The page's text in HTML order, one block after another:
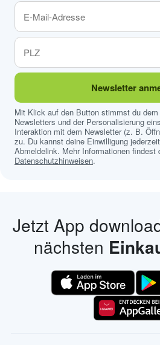
Newsletter
Mit Klick auf den Button stimmst du dem
Newsletters und der Personalisierung
Interaktion mit dem Newsletter (z. B.
zu. Du kannst deine Einwilligung
Abmeldelink. Mehr Informationen findest
Datenschutzhinweisen.
Jetzt App
nächsten